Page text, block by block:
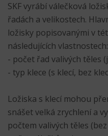
SKF vyrábí válečková
řadách a velikostech.
ložisky popisovanými v
následujících vlastnostech:
- počet řad valivých těles
- typ klece (s klecí, bez
Ložiska s klecí mohou
snášet velká zrychlení a
počtem valivých těles